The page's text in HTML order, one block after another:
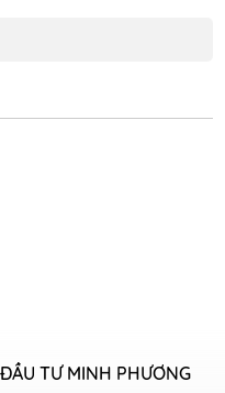
TƯ MINH PHƯƠNG